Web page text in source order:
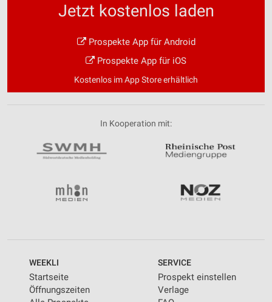
Jetzt kostenlos laden
Prospekte App für Android
Prospekte App für iOS
Kostenlos im App Store erhältlich
In Kooperation mit:
WEEKLI
Startseite
Öffnungszeiten
SERVICE
Prospekt einstellen
Verlage